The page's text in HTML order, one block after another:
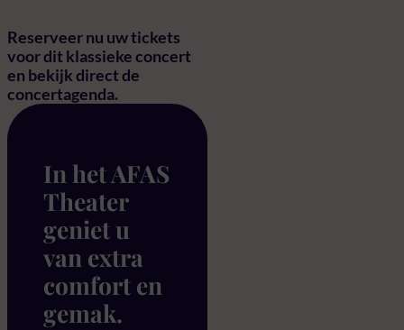
Reserveer nu uw tickets
voor dit klassieke concert
en bekijk direct de
concertagenda.
In het AFAS
Theater
geniet u
van extra
comfort en
gemak.